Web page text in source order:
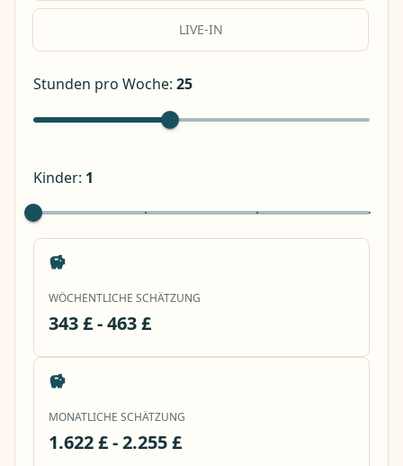
LIVE-IN
Stunden pro Woche: 25
Kinder: 1
WÖCHENTLICHE SCHÄTZUNG
343 £ - 463 £
MONATLICHE SCHÄTZUNG
1.622 £ - 2.255 £